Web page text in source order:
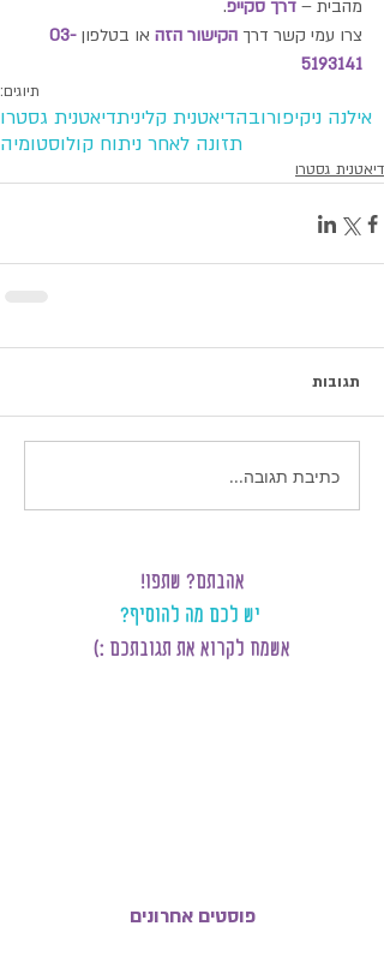
מהבית – דרך סקייפ.
צרו עמי קשר דרך הקישור הזה או בטלפון 03-
5193141
תיוגים:
אילנה ניקיפורובהדיאטנית קליניתדיאטנית גסטרו
תזונה לאחר ניתוח קולוסטומיה
דיאטנית גסטרו
תגובות
כתיבת תגובה...
אהבתם? שתפו!
יש לכם מה להוסיף?
אשמח לקרוא את תגובתכם :)
פוסטים אחרונים